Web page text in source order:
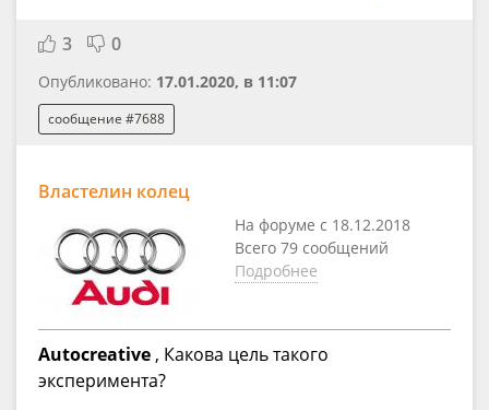
3 0
Опубликовано: 17.01.2020, в 11:07
сообщение #7688
Властелин колец
На форуме с 18.12.2018
Всего 79 сообщений
Подробнее
Autocreative , Какова цель такого
эксперимента?